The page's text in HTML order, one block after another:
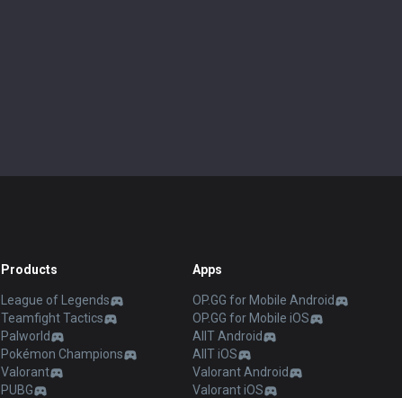
Products
League of Legends
Teamfight Tactics
Palworld
Pokémon Champions
Valorant
PUBG
Apps
OP.GG for Mobile Android
OP.GG for Mobile iOS
AllT Android
AllT iOS
Valorant Android
Valorant iOS